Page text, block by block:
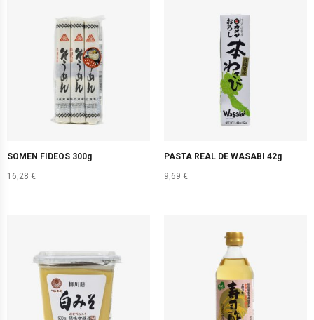
SOMEN FIDEOS 300g
16,28 €
PASTA REAL DE WASABI 42g
9,69 €